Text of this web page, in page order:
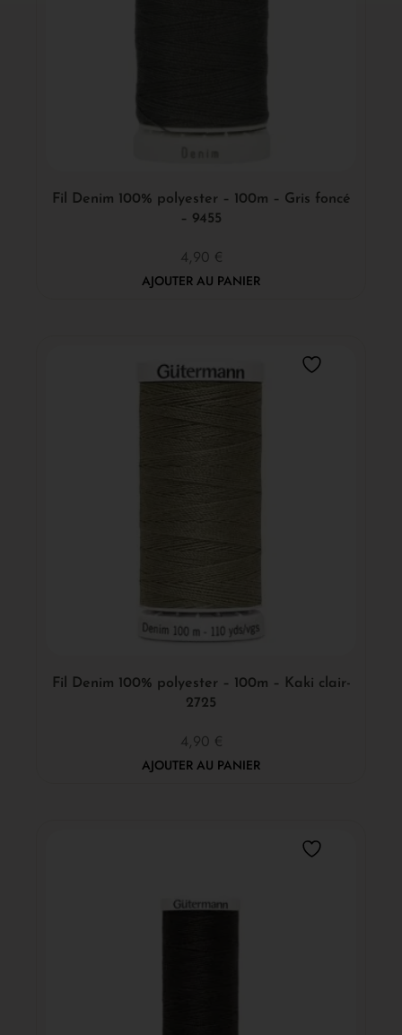
Fil Denim 100% polyester – 100m – Gris foncé
– 9455
4,90 €
AJOUTER AU PANIER
Fil Denim 100% polyester – 100m – Kaki clair-
2725
4,90 €
AJOUTER AU PANIER